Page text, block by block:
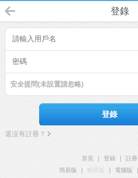
登錄
安全提問(未設置請忽略)
登錄
還沒有註冊？
首頁 登錄
註冊
簡易版
觸屏版 電腦版